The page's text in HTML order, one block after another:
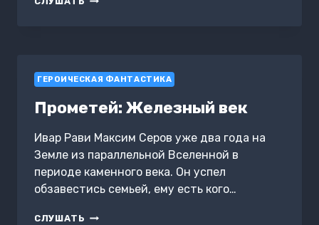
ГЕРОИЧЕСКАЯ ФАНТАСТИКА
Прометей: Железный век
Ивар Рави Максим Серов уже два года на
Земле из параллельной Вселенной в
периоде каменного века. Он успел
обзавестись семьей, ему есть кого…
СЛУШАТЬ ПРОМЕТЕЙ: